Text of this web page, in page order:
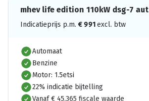
mhev life edition 110kW dsg-7 aut
Indicatieprijs p.m. € 991excl. btw
Automaat
Benzine
Motor: 1.5etsi
22% indicatie bijtelling
Vanaf € 45.365 fiscale waarde